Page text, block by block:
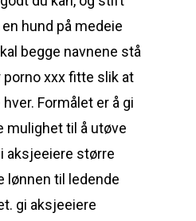
hund på medeie
begge navnene stå
xxx fitte slik at
Formålet er å gi
mulighet til å utøve
aksjeeiere større
lønnen til ledende
gi aksjeeiere